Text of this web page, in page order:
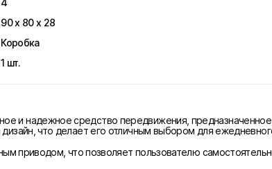
4
90 х 80 х 28
Коробка
1 шт.
и надежное средство передвижения,
что делает его отличным выбором для
приводом, что позволяет пользователю